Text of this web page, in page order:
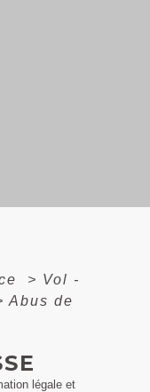
> Vol -
Abus de
légale et